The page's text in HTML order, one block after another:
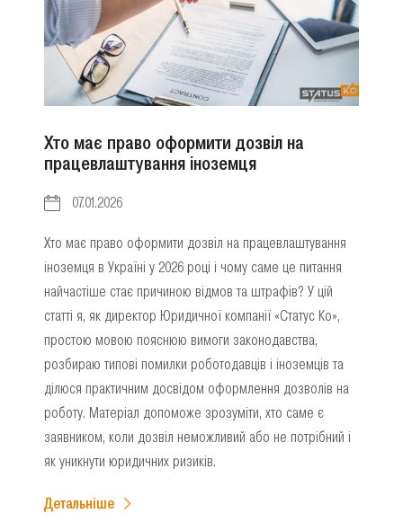
Хто має право оформити дозвіл на
працевлаштування іноземця
07.01.2026
Хто має право оформити дозвіл на працевлаштування
іноземця в Україні у 2026 році і чому саме це питання
найчастіше стає причиною відмов та штрафів? У цій
статті я, як директор Юридичної компанії «Статус Ко»,
простою мовою пояснюю вимоги законодавства,
розбираю типові помилки роботодавців і іноземців та
ділюся практичним досвідом оформлення дозволів на
роботу. Матеріал допоможе зрозуміти, хто саме є
заявником, коли дозвіл неможливий або не потрібний і
як уникнути юридичних ризиків.
Детальніше